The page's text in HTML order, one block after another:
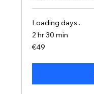
Loading days...
2 hr 30 min
49
euros
€49